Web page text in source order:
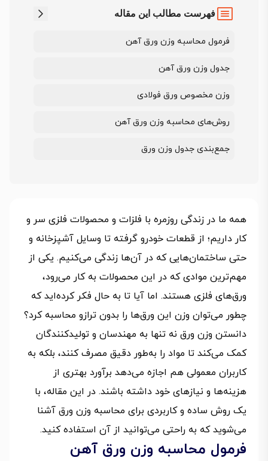
فهرست مطالب این مقاله
فرمول محاسبه وزن ورق آهن
جدول وزن ورق آهن
وزن مخصوص ورق فولادی
روش‌های محاسبه وزن ورق آهن
جمع‌بندی جدول وزن ورق
همه ما در زندگی روزمره با فلزات و محصولات فلزی سر و
کار داریم؛ از قطعات خودرو گرفته تا وسایل آشپزخانه و
حتی ساختمان‌هایی که در آن‌ها زندگی می‌کنیم. یکی از
مهم‌ترین موادی که در این محصولات به کار می‌رود،
ورق‌های فلزی هستند. اما آیا تا به حال فکر کرده‌اید که
چطور می‌توان وزن این ورق‌ها را بدون ترازو محاسبه کرد؟
دانستن وزن ورق نه تنها به مهندسان و تولیدکنندگان
کمک می‌کند تا مواد را به‌طور دقیق مصرف کنند، بلکه به
کاربران معمولی هم اجازه می‌دهد برآورد بهتری از
هزینه‌ها و نیازهای خود داشته باشند. در این مقاله، با
یک روش ساده و کاربردی برای محاسبه وزن ورق آشنا
می‌شوید که به راحتی می‌توانید از آن استفاده کنید.
فرمول محاسبه وزن ورق آهن